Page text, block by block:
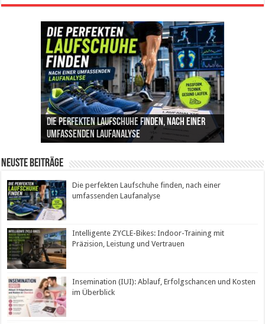
Die perfekten Laufschuhe finden, nach einer
umfassenden Laufanalyse
Intelligente ZYCLE-Bikes: Indoor-Training mit
Präzision, Leistung und Vertrauen
Insemination (IUI): Ablauf, Erfolgschancen und
Kosten im Überblick
Cannabis als Medizin: Wie es Schmerzen, Stress
und Schlaf im Alltag beeinflusst
Leben mit Inkontinenz: Tipps für mehr
Sicherheit im Alltag
Neuste Beiträge
Die perfekten Laufschuhe finden, nach einer
umfassenden Laufanalyse
Intelligente ZYCLE-Bikes: Indoor-Training mit
Präzision, Leistung und Vertrauen
Insemination (IUI): Ablauf, Erfolgschancen und Kosten
im Überblick